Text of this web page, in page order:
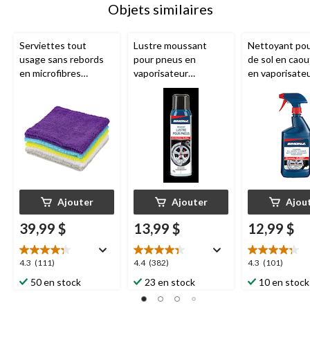
Objets similaires
Serviettes tout
usage sans rebords
en microfibres
Ajouter
39,99 $
4.3 (111)
4.3
étoile(s)
sur
50 en stock
Lustre moussant
pour pneus en
vaporisateur
SIMONIZ, 510 g
Ajouter
13,99 $
4.4 (382)
4.4
étoile(s)
sur
5.
23 en stock
Nettoyant
de sol en
en
12,99 $
4.3 (101)
4.3
étoile(s)
sur
10 en stock